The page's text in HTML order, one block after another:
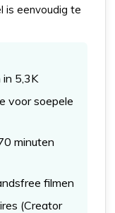
is eenvoudig te
in 5,3K
voor soepele
minuten
filmen
(Creator